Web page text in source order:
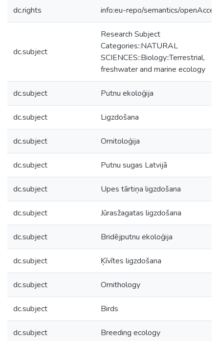
dc.rights info:eu-repo/semantics/
dc.subject
Research Subject
Categories::NATURAL
SCIENCES::Biology::Terrestrial,
freshwater and marine ecology
dc.subject Putnu ekoloģija
dc.subject Ligzdošana
dc.subject Ornitoloģija
dc.subject Putnu sugas Latvijā
dc.subject Upes tārtiņa ligzdošana
dc.subject Jūrasžagatas ligzdošana
dc.subject Bridējputnu ekoloģija
dc.subject Ķīvītes ligzdošana
dc.subject Ornithology
dc.subject Birds
dc.subject Breeding ecology